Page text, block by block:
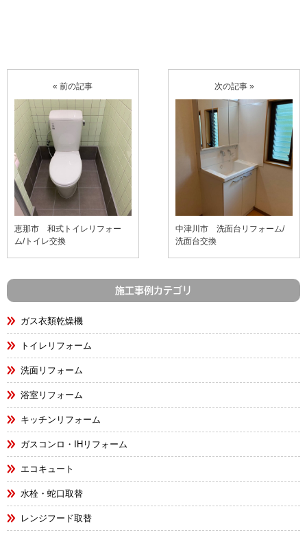
« 前の記事
恵那市 和式トイレリフォー
ム/トイレ交換
次の記事 »
中津川市 洗面台リフォーム/
洗面台交換
施工事例カテゴリ
ガス衣類乾燥機
トイレリフォーム
洗面リフォーム
浴室リフォーム
キッチンリフォーム
ガスコンロ・IHリフォーム
エコキュート
水栓・蛇口取替
レンジフード取替